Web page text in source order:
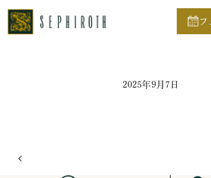
フ
ホーム
2025年9月7日